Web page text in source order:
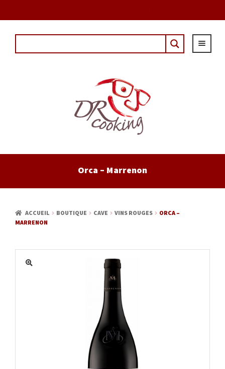
ACCUEIL
CAVE
ACTUALITÉS
Orca – Marrenon
ACCUEIL BOUTIQUE CAVE VINS ROUGES
ORCA –
MARRENON